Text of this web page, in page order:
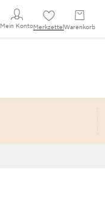
Mein KontoMerkzettel Warenkorb